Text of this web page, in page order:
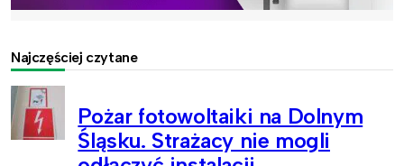
Najczęściej czytane
Pożar fotowoltaiki na Dolnym
Śląsku. Strażacy nie mogli